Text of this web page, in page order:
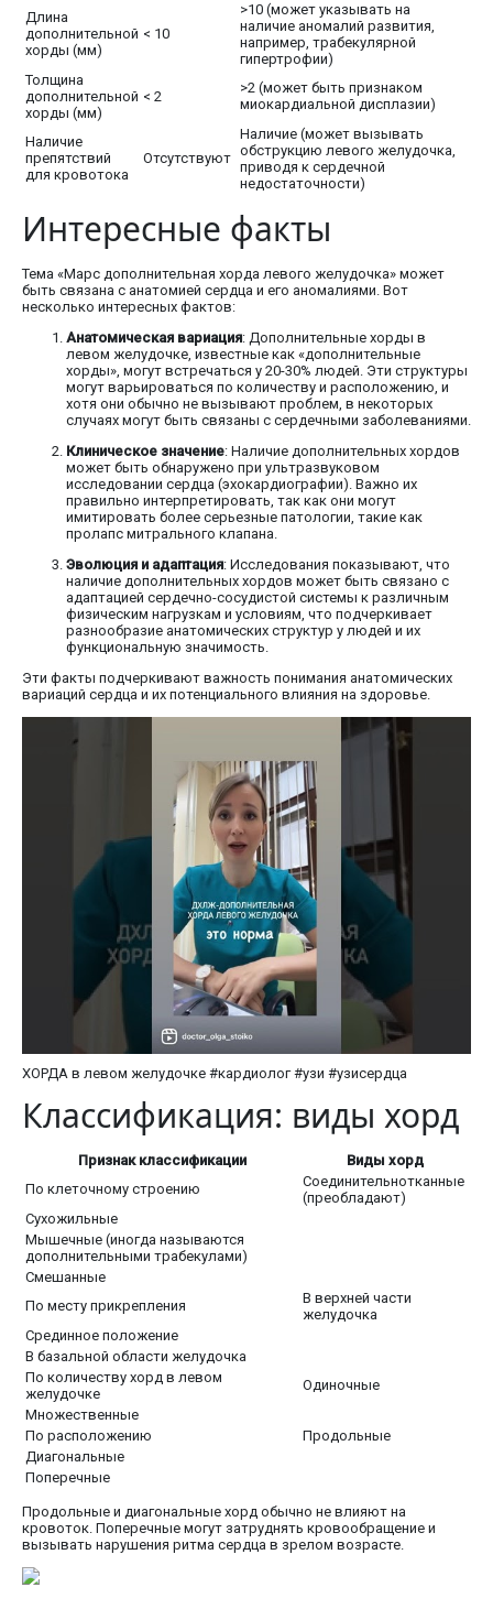
Длина
дополнительной
хорды (мм)
< 10
>10 (может указывать на
наличие аномалий развития,
например, трабекулярной
гипертрофии)
Толщина
дополнительной
хорды (мм)
< 2
>2 (может быть признаком
миокардиальной дисплазии)
Наличие
препятствий
для кровотока
Отсутствуют
Наличие (может вызывать
обструкцию левого желудочка,
приводя к сердечной
недостаточности)
Интересные факты
Тема «Марс дополнительная хорда левого желудочка» может
быть связана с анатомией сердца и его аномалиями. Вот
несколько интересных фактов:
Анатомическая вариация: Дополнительные хорды в
левом желудочке, известные как «дополнительные
хорды», могут встречаться у 20-30% людей. Эти структуры
могут варьироваться по количеству и расположению, и
хотя они обычно не вызывают проблем, в некоторых
случаях могут быть связаны с сердечными заболеваниями.
Клиническое значение: Наличие дополнительных хордов
может быть обнаружено при ультразвуковом
исследовании сердца (эхокардиографии). Важно их
правильно интерпретировать, так как они могут
имитировать более серьезные патологии, такие как
пролапс митрального клапана.
Эволюция и адаптация: Исследования показывают, что
наличие дополнительных хордов может быть связано с
адаптацией сердечно-сосудистой системы к различным
физическим нагрузкам и условиям, что подчеркивает
разнообразие анатомических структур у людей и их
функциональную значимость.
Эти факты подчеркивают важность понимания анатомических
вариаций сердца и их потенциального влияния на здоровье.
ХОРДА в левом желудочке #кардиолог #узи #узисердца
Классификация: виды хорд
Признак классификации
Виды хорд
По клеточному строению
Соединительнотканные
(преобладают)
Сухожильные
Мышечные (иногда называются
дополнительными трабекулами)
Смешанные
По месту прикрепления
В верхней части
желудочка
Срединное положение
В базальной области желудочка
По количеству хорд в левом
желудочке
Одиночные
Множественные
По расположению
Продольные
Диагональные
Поперечные
Продольные и диагональные хорд обычно не влияют на
кровоток. Поперечные могут затруднять кровообращение и
вызывать нарушения ритма сердца в зрелом возрасте.